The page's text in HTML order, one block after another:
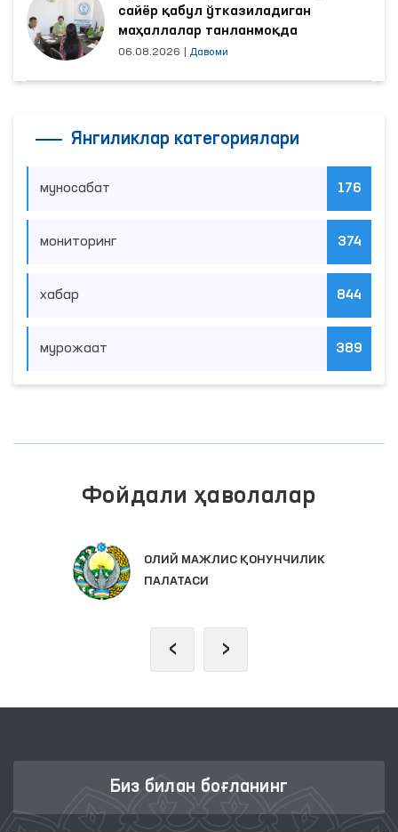
сайёр қабул ўтказиладиган
маҳаллалар танланмоқда
06.08.2026 Давоми
Янгиликлар категориялари
муносабат 176
мониторинг 374
хабар 844
мурожаат 389
Фойдали ҳаволалар
ОЛИЙ МАЖЛИС ҚОНУНЧИЛИК
ПАЛАТАСИ
‹ ›
Биз билан боғланинг